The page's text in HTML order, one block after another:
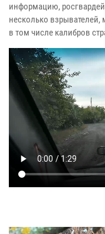
информацию,
несколько
в том числе калибров